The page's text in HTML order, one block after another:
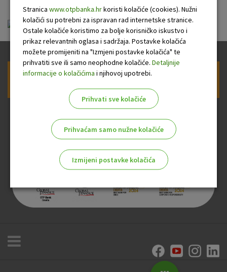
O nama djecji_racun.pdf
Prijava na newsletter OTP banke
Stranica www.otpbanka.hrkoristi kolačiće (cookies). Nužni
kolačići su potrebni za ispravan rad internetske stranice.
Ostale kolačiće koristimo za bolje korisničko iskustvo i
prikaz relevantnih oglasa i sadržaja. Postavke kolačića
možete promijeniti na "Izmjeni postavke kolačića" te
prihvatiti sve ili samo neophodne kolačiće. Detaljnije
informacije o kolačićima i njihovoj upotrebi.
Prihvati sve kolačiće
Prihvaćam samo nužne kolačiće
Izmijeni postavke kolačića
Nužni kolačići